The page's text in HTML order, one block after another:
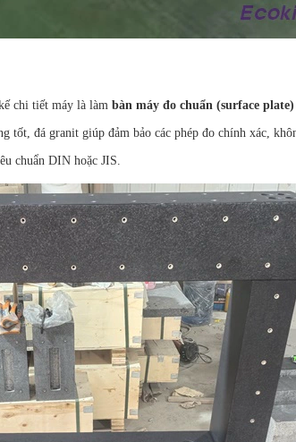
chi tiết máy là làm bàn máy đo chuẩn (surface plate)
tốt, đá granit giúp đảm bảo các phép đo chính xác,
chuẩn DIN hoặc JIS.